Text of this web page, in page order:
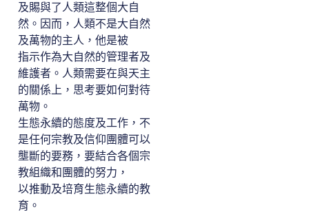
及賜與了人類這整個大自
然。因而，人類不是大自然
及萬物的主人，他是被
指示作為大自然的管理者及
維護者。人類需要在與天主
的關係上，思考要如何對待
萬物。
生態永續的態度及工作，不
是任何宗教及信仰團體可以
壟斷的要務，要結合各個宗
教組織和團體的努力，
以推動及培育生態永續的教
育。